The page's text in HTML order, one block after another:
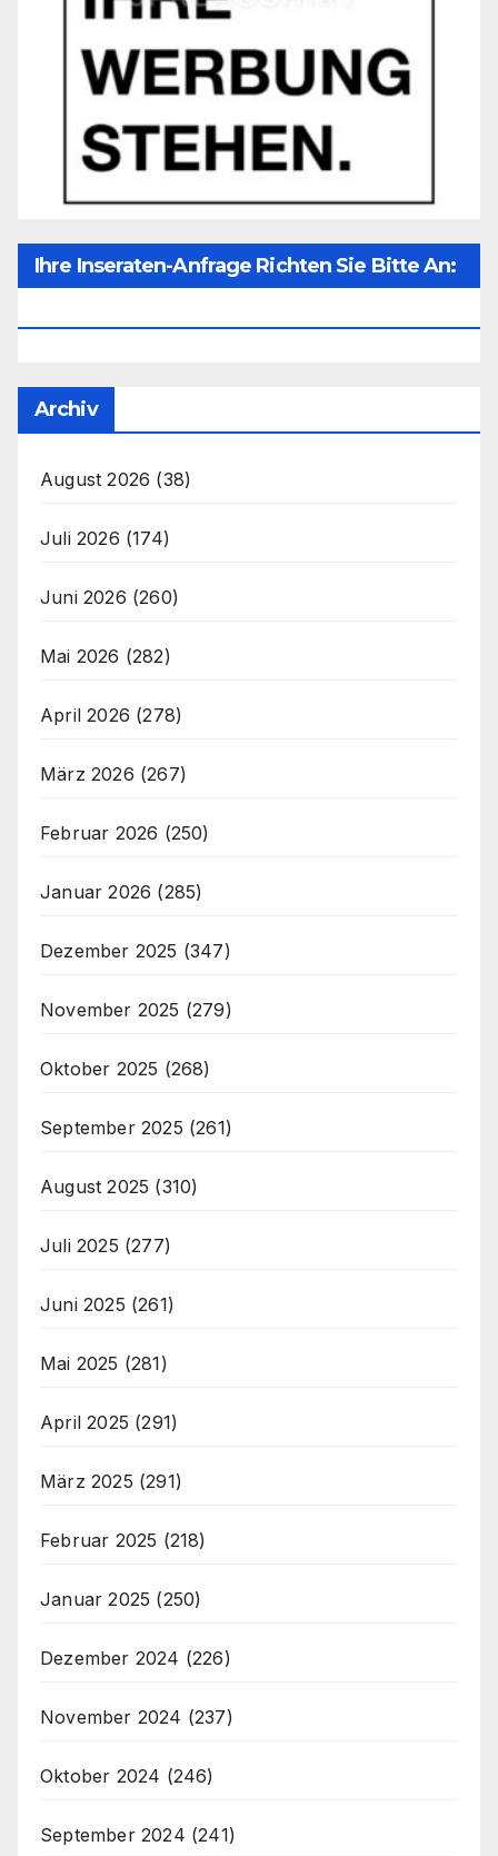
Ihre Inseraten-Anfrage Richten Sie Bitte An:
Archiv
August 2026 (38)
Juli 2026 (174)
Juni 2026 (260)
Mai 2026 (282)
April 2026 (278)
März 2026 (267)
Februar 2026 (250)
Januar 2026 (285)
Dezember 2025 (347)
November 2025 (279)
Oktober 2025 (268)
September 2025 (261)
August 2025 (310)
Juli 2025 (277)
Juni 2025 (261)
Mai 2025 (281)
April 2025 (291)
März 2025 (291)
Februar 2025 (218)
Januar 2025 (250)
Dezember 2024 (226)
November 2024 (237)
Oktober 2024 (246)
September 2024 (241)